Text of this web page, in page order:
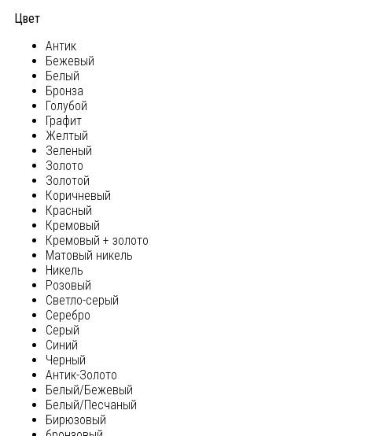
Цвет
Антик
Бежевый
Белый
Бронза
Голубой
Графит
Желтый
Зеленый
Золото
Золотой
Коричневый
Красный
Кремовый
Кремовый + золото
Матовый никель
Никель
Розовый
Светло-серый
Серебро
Серый
Синий
Черный
Антик-Золото
Белый/Бежевый
Белый/Песчаный
Бирюзовый